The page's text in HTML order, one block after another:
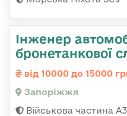
Інженер
бронетанкової
від 10000 до 15000
Запоріжжя
Військова частина